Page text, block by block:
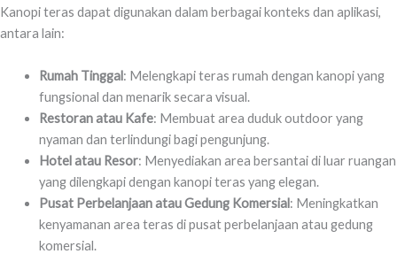
Kanopi teras dapat digunakan dalam berbagai konteks dan aplikasi,
antara lain:
Rumah Tinggal: Melengkapi teras rumah dengan kanopi yang
fungsional dan menarik secara visual.
Restoran atau Kafe: Membuat area duduk outdoor yang
nyaman dan terlindungi bagi pengunjung.
Hotel atau Resor: Menyediakan area bersantai di luar ruangan
yang dilengkapi dengan kanopi teras yang elegan.
Pusat Perbelanjaan atau Gedung Komersial: Meningkatkan
kenyamanan area teras di pusat perbelanjaan atau gedung
komersial.